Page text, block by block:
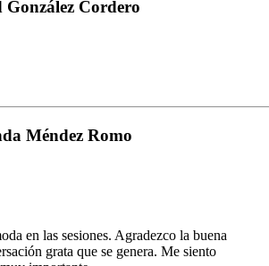
Cordero
Méndez Romo
en las sesiones. Agradezco la buena
grata que se genera. Me siento